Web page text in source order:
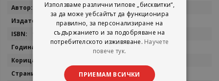
Повече
Проф. д-р Маргарита Чинова
Сиела
9789542828099
Използваме различни типове „бисквитки“,
за да може уебсайтът да функционира
правилно, за персонализиране на
съдържанието и за подобряване на
потребителското изживяване. Научете
повече тук.
ПРИЕМАМ ВСИЧКИ